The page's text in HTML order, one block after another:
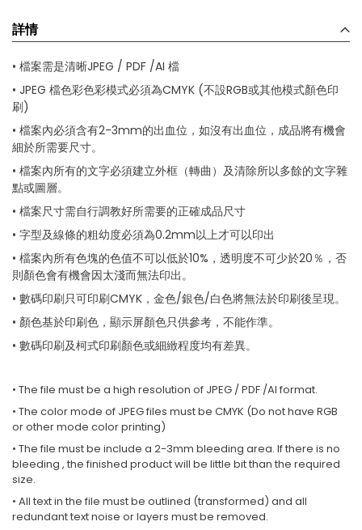
詳情
• 檔案需是清晰JPEG / PDF /AI 檔
• JPEG 檔色彩色彩模式必須為CMYK (不設RGB或其他模式顏色印
刷)
• 檔案內必須含有2-3mm的出血位，如沒有出血位，成品將有機會
細於所需要尺寸。
• 檔案內所有的文字必須建立外框（轉曲）及清除所以多餘的文字雜
點或圖層。
• 檔案尺寸需自行調教好所需要的正確成品尺寸
• 字型及線條的粗幼度必須為0.2mm以上才可以印出
• 檔案內所有色塊的色值不可以低於10%，透明度不可少於20％，否
則顏色會有機會因太淺而無法印出。
• 數碼印刷只可印刷CMYK，金色/銀色/白色將無法於印刷後呈現。
• 顏色基於印刷色，顯示屏顏色只供參考，不能作準。
• 數碼印刷及柯式印刷顏色或細緻程度均有差異。
• The file must be a high resolution of JPEG / PDF /AI format.
• The color mode of JPEG files must be CMYK (Do not have RGB
or other mode color printing)
• The file must be include a 2-3mm bleeding area. If there is no
bleeding , the finished product will be little bit than the required
size.
• All text in the file must be outlined (transformed) and all
redundant text noise or layers must be removed.